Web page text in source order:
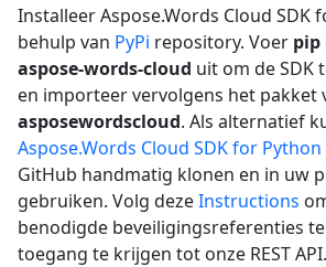
Installeer Aspose.Words Cloud SDK
behulp van PyPi repository. Voer pip
aspose-words-cloud uit om de SDK
en importeer vervolgens het pakket
asposewordscloud. Als alternatief
Aspose.Words Cloud SDK for Python
GitHub handmatig klonen en in uw
gebruiken. Volg dezeInstructions
benodigde beveiligingsreferenties
toegang te krijgen tot onze REST API.